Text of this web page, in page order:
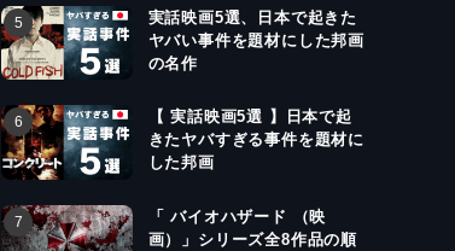
実話映画5選、日本で起きた
ヤバい事件を題材にした邦画
の名作
【 実話映画5選 】日本で起
きたヤバすぎる事件を題材に
した邦画
「 バイオハザード （映
画）」シリーズ全8作品の順